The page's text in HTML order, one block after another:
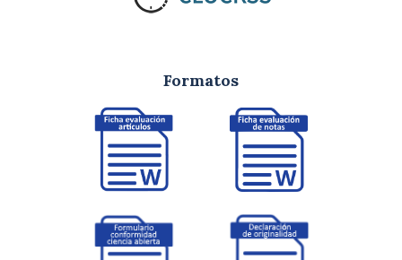
Formatos